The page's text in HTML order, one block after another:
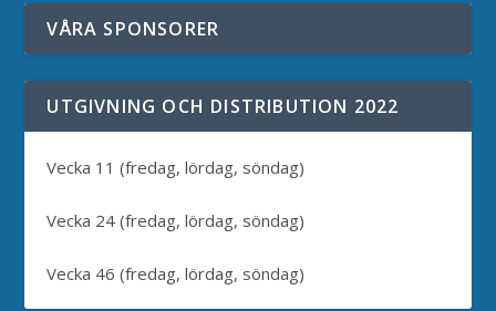
VÅRA SPONSORER
UTGIVNING OCH DISTRIBUTION 2022
Vecka 11 (fredag, lördag, söndag)
Vecka 24 (fredag, lördag, söndag)
Vecka 46 (fredag, lördag, söndag)